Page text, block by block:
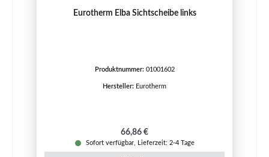
Eurotherm Elba Sichtscheibe links
Produktnummer: 01001602
Hersteller: Eurotherm
Regulärer Preis:
66,86 €
Sofort verfügbar, Lieferzeit: 2-4 Tage